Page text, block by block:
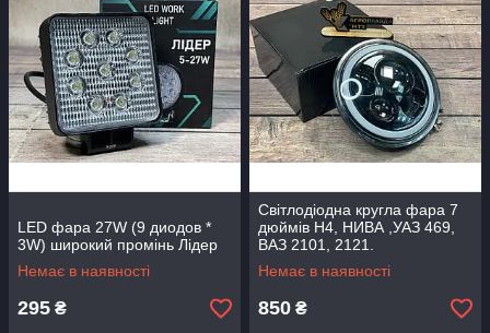
LED фара 27W (9 диодов *
3W) широкий промінь Лідер
Немає в наявності
295 ₴
Світлодіодна кругла фара 7
дюймів H4, НИВА ,УАЗ 469,
ВАЗ 2101, 2121.
Немає в наявності
850 ₴